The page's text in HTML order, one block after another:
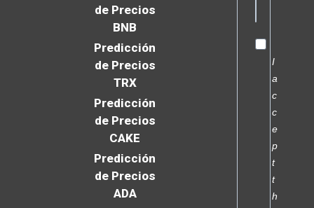
de Precios
BNB
Predicción
de Precios
TRX
Predicción
de Precios
CAKE
Predicción
de Precios
ADA
I
a
c
c
e
p
t
t
h